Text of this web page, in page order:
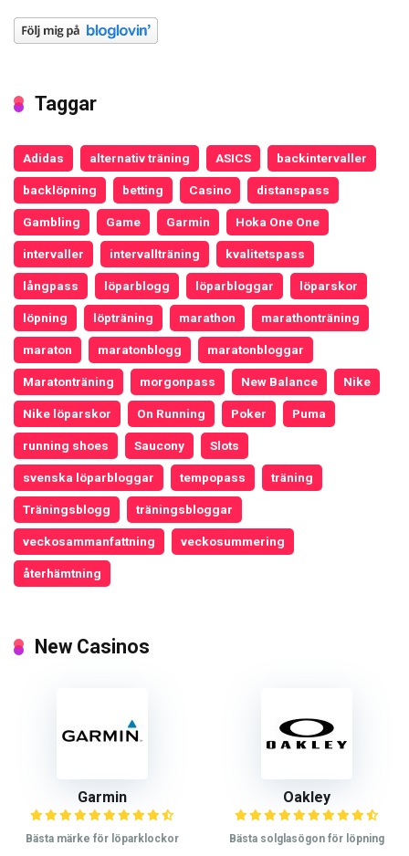
Taggar
Adidas alternativ träning ASICS backintervaller
backlöpning betting Casino distanspass
Gambling Game Garmin Hoka One One
intervaller intervallträning kvalitetspass
långpass löparblogg löparbloggar löparskor
löpning löpträning marathon marathonträning
maraton maratonblogg maratonbloggar
Maratonträning morgonpass New Balance Nike
Nike löparskor On Running Poker Puma
running shoes Saucony Slots
svenska löparbloggar tempopass träning
Träningsblogg träningsbloggar
veckosammanfattning veckosummering
återhämtning
New Casinos
Garmin
Bästa märke för löparklockor
Oakley
Bästa solglasögon för löpning